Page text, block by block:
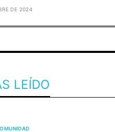
DE 2024
LEÍDO